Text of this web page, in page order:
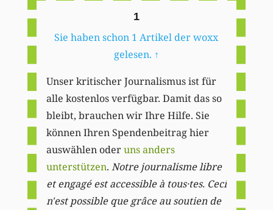
1
Sie haben schon 1 Artikel der woxx
gelesen. ↑
Unser kritischer Journalismus ist für
alle kostenlos verfügbar. Damit das so
bleibt, brauchen wir Ihre Hilfe. Sie
können Ihren Spendenbeitrag hier
auswählen oderuns anders
unterstützen. Notre journalisme libre
et engagé est accessible à tous·tes. Ceci
n'est possible que grâce au soutien de